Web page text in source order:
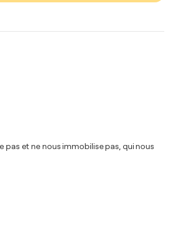
pas et ne nous immobilise pas, qui nous